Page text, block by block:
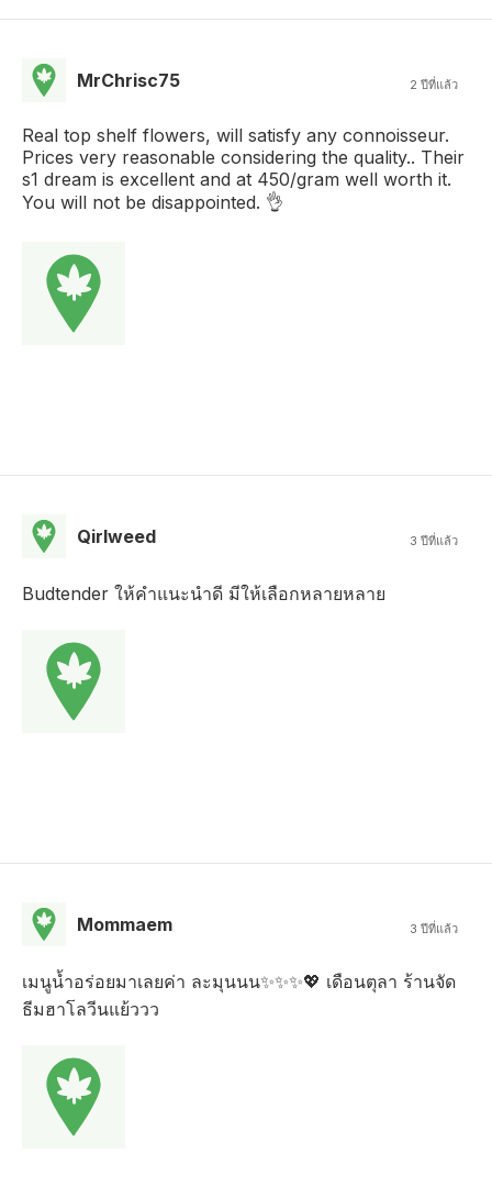
MrChrisc75 2 ปีที่แล้ว
Real top shelf flowers, will satisfy any connoisseur.
Prices very reasonable considering the quality.. Their
s1 dream is excellent and at 450/gram well worth it.
You will not be disappointed. 👌
Qirlweed 3 ปีที่แล้ว
Budtender ให้คำแนะนำดี มีให้เลือกหลายหลาย
Mommaem 3 ปีที่แล้ว
เมนูน้ำอร่อยมาเลยค่า ละมุนนน✨✨✨💖 เดือนตุลา ร้านจัด
ธีมฮาโลวีนแย้ววว